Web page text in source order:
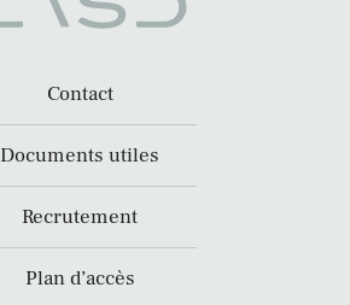
Contact
Documents utiles
Recrutement
Plan d’accès